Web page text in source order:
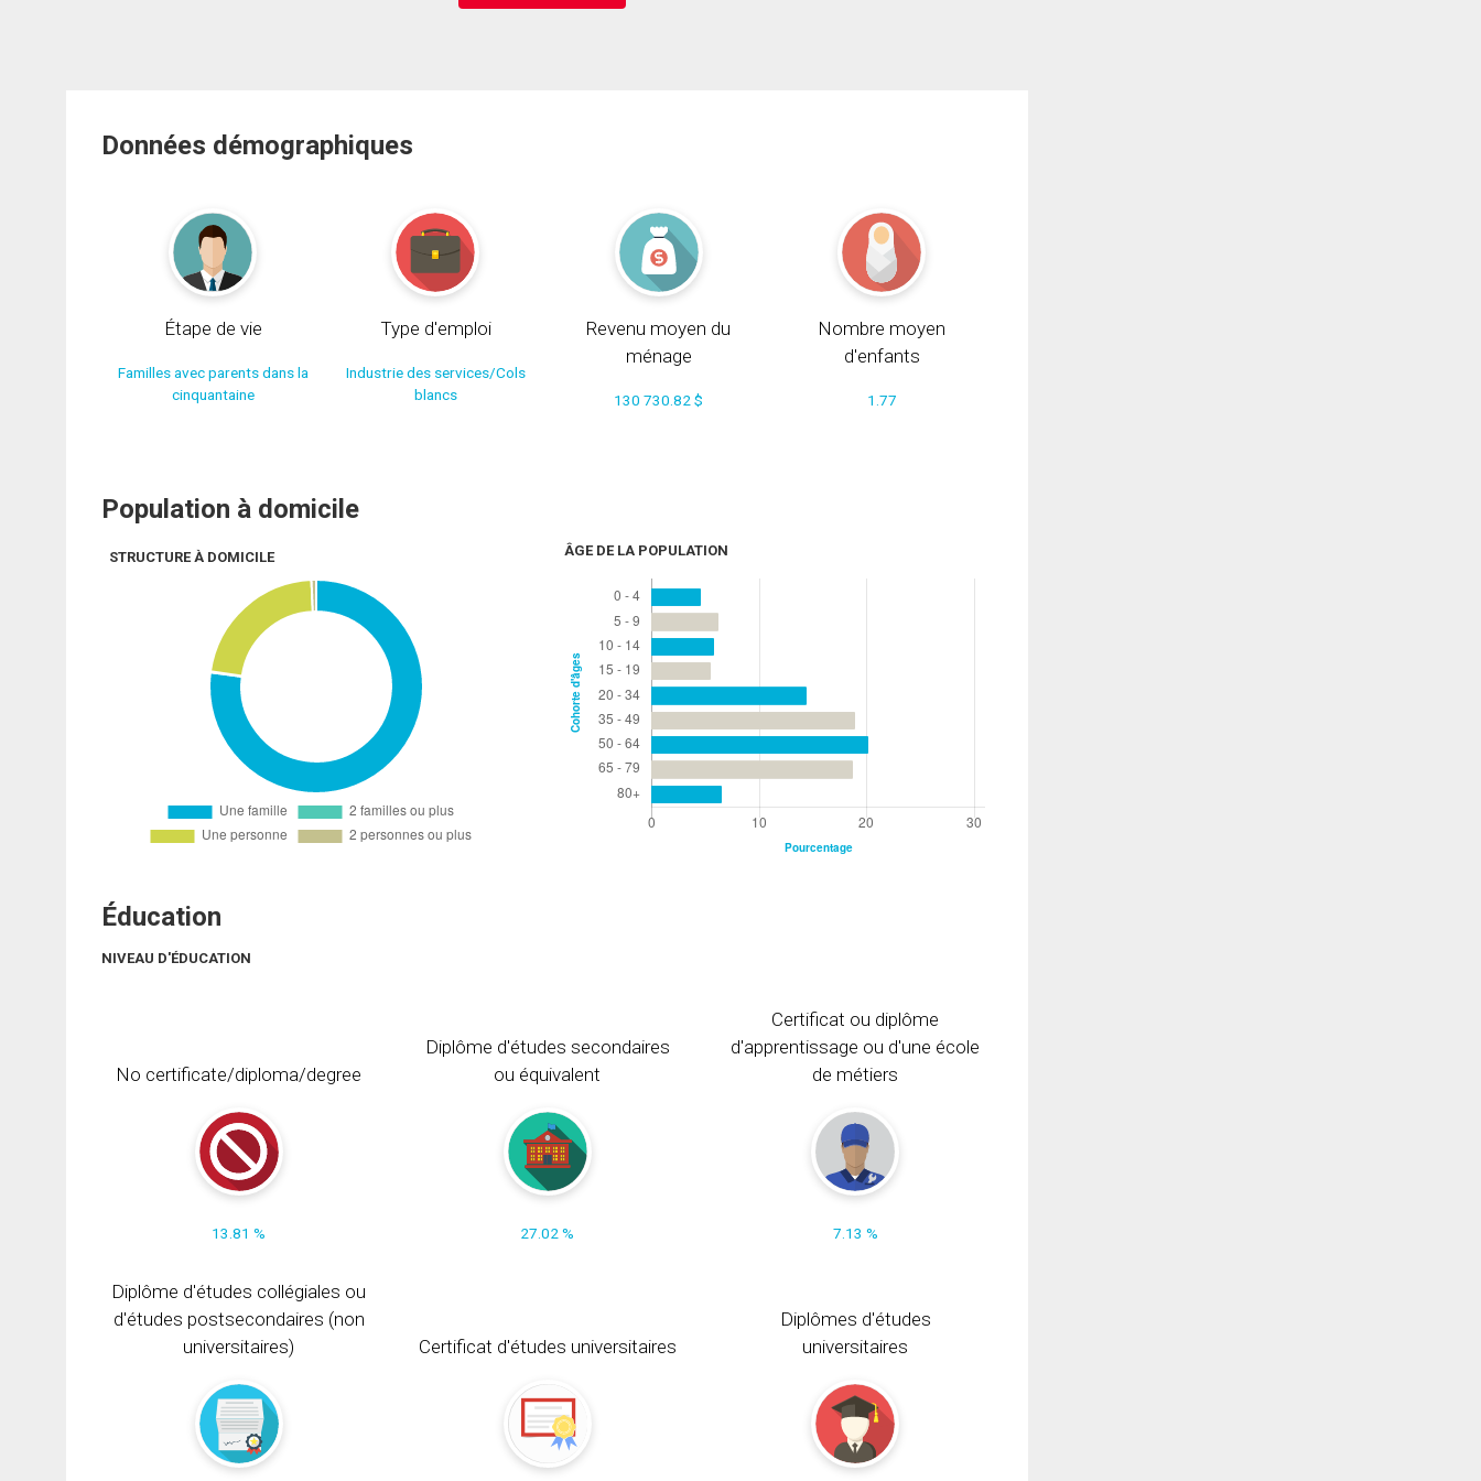
Données démographiques
Étape de vie
Familles avec parents dans la
cinquantaine
Type d'emploi
Industrie des services/Cols
blancs
Revenu moyen du
ménage
130 730.82 $
Nombre moyen
d'enfants
1.77
Population à domicile
STRUCTURE À DOMICILE ÂGE DE LA POPULATION
Éducation
NIVEAU D'ÉDUCATION
No certificate/diploma/degree
13.81 %
Diplôme d'études secondaires
ou équivalent
27.02 %
Certificat ou diplôme
d'apprentissage ou d'une école
de métiers
7.13 %
Diplôme d'études collégiales ou
d'études postsecondaires (non
universitaires)
Certificat d'études universitaires
Diplômes d'études
universitaires